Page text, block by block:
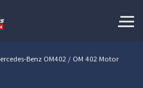
Benz OM402 / OM 402 Motor